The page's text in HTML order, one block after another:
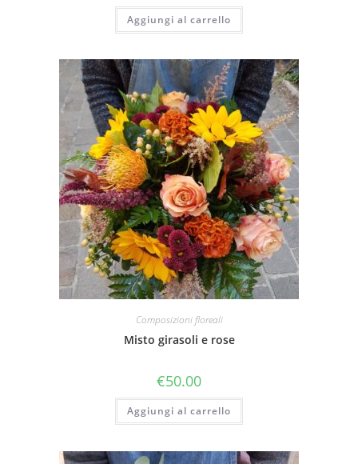
Aggiungi al carrello
Composizioni floreali
Misto girasoli e rose
€50.00
Aggiungi al carrello